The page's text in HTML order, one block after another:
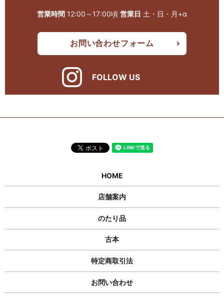
営業時間 12:00～17:00頃 営業日 土・日・月+α
お問い合わせフォーム
FOLLOW US
HOME
店舗案内
のたり品
古本
特定商取引法
お問い合わせ